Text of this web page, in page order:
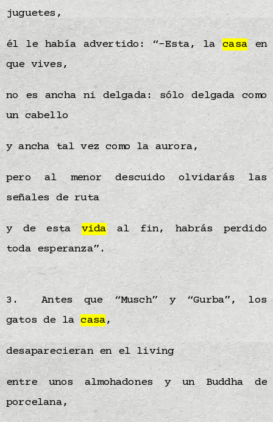
juguetes,
él le había advertido: “-Esta, lacasaen
que vives,
no es ancha ni delgada: sólo delgada como
un cabello
y ancha tal vez como la aurora,
pero al menor descuido olvidarás las
señales de ruta
y de esta vidaal fin, habrás perdido
toda esperanza”.
3. Antes que “Musch” y “Gurba”, los
gatos de lacasa,
desaparecieran en el living
entre unos almohadones y un Buddha de
porcelana,